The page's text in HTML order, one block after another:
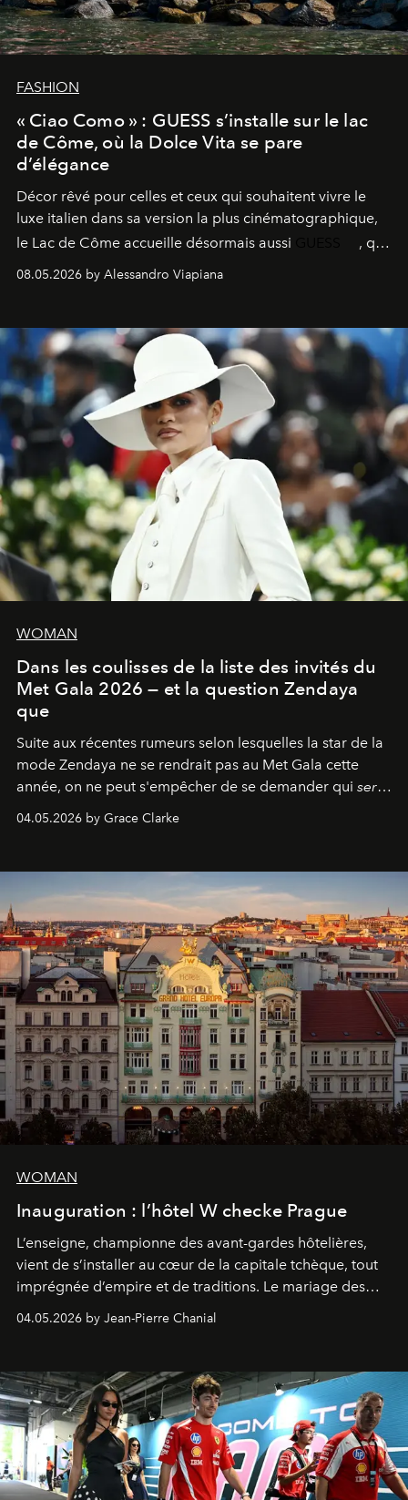
FASHION
« Ciao Como » : GUESS s’installe sur le lac
de Côme, où la Dolce Vita se pare
d’élégance
Décor rêvé pour celles et ceux qui souhaitent vivre le
luxe italien dans sa version la plus cinématographique,
le Lac de Côme accueille désormais aussi
, qui
signe un takeover entre boutiques, hôtels, bateaux et
fragrances. L’une des opérations de style les plus
08.05.2026 by Alessandro Viapiana
WOMAN
Dans les coulisses de la liste des invités du
Met Gala 2026 — et la question Zendaya
que
Suite aux récentes rumeurs selon lesquelles la star de la
mode Zendaya ne se rendrait pas au Met Gala cette
année, on ne peut s'empêcher de se demander qui sera
04.05.2026 by Grace Clarke
WOMAN
Inauguration : l’hôtel W checke Prague
L’enseigne, championne des avant-gardes hôtelières,
vient de s’installer au cœur de la capitale tchèque, tout
imprégnée d’empire et de traditions. Le mariage des
extrêmes fait merveille.
04.05.2026 by Jean-Pierre Chanial